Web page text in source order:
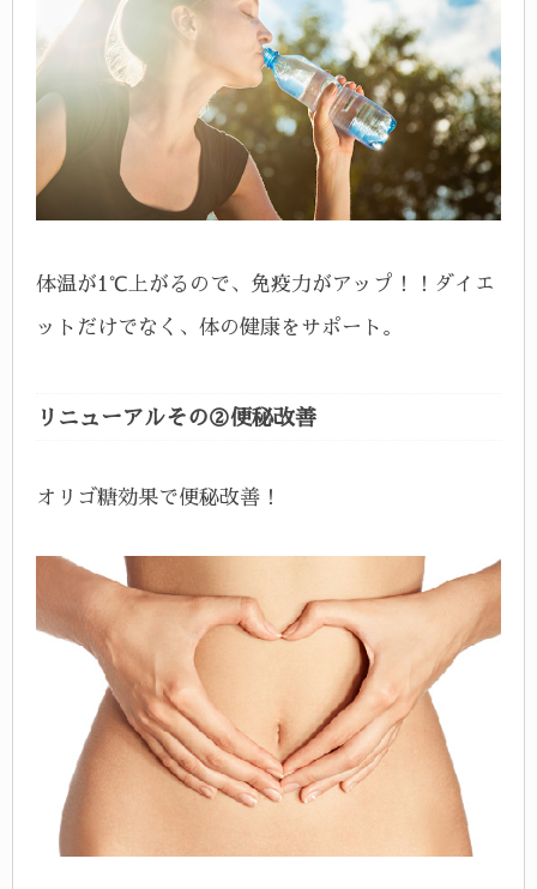
体温が1℃上がるので、免疫力がアップ！！ダイエ
ットだけでなく、体の健康をサポート。
リニューアルその②便秘改善
オリゴ糖効果で便秘改善！